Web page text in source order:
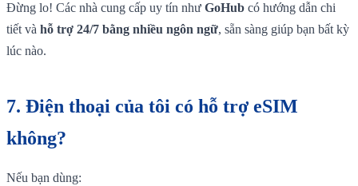
Đừng lo! Các nhà cung cấp uy tín như GoHub có hướng dẫn chi
tiết và hỗ trợ 24/7 bằng nhiều ngôn ngữ, sẵn sàng giúp bạn bất kỳ
lúc nào.
7. Điện thoại của tôi có hỗ trợ eSIM
không?
Nếu bạn dùng: